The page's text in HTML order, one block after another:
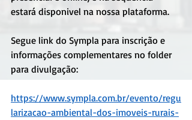
estará disponivel na nossa plataforma.
Segue link do Sympla para inscrição e
informações complementares no folder
para divulgação:
https://www.sympla.com.br/evento/regu
larizacao-ambiental-dos-imoveis-rurais-